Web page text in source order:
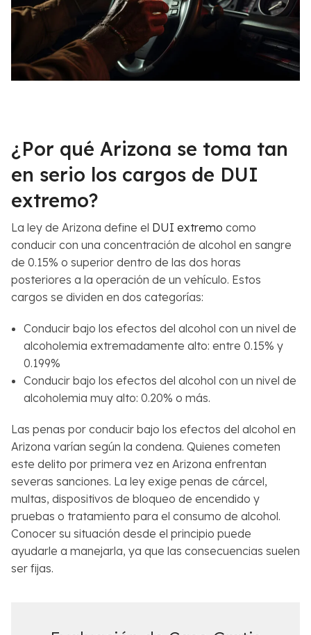
¿Por qué Arizona se toma tan
en serio los cargos de DUI
extremo?
La ley de Arizona define el DUI extremo como
conducir con una concentración de alcohol en sangre
de 0.15% o superior dentro de las dos horas
posteriores a la operación de un vehículo. Estos
cargos se dividen en dos categorías:
Conducir bajo los efectos del alcohol con un nivel de
alcoholemia extremadamente alto: entre 0.15% y
0.199%
Conducir bajo los efectos del alcohol con un nivel de
alcoholemia muy alto: 0.20% o más.
Las penas por conducir bajo los efectos del alcohol en
Arizona varían según la condena. Quienes cometen
este delito por primera vez en Arizona enfrentan
severas sanciones. La ley exige penas de cárcel,
multas, dispositivos de bloqueo de encendido y
pruebas o tratamiento para el consumo de alcohol.
Conocer su situación desde el principio puede
ayudarle a manejarla, ya que las consecuencias suelen
ser fijas.